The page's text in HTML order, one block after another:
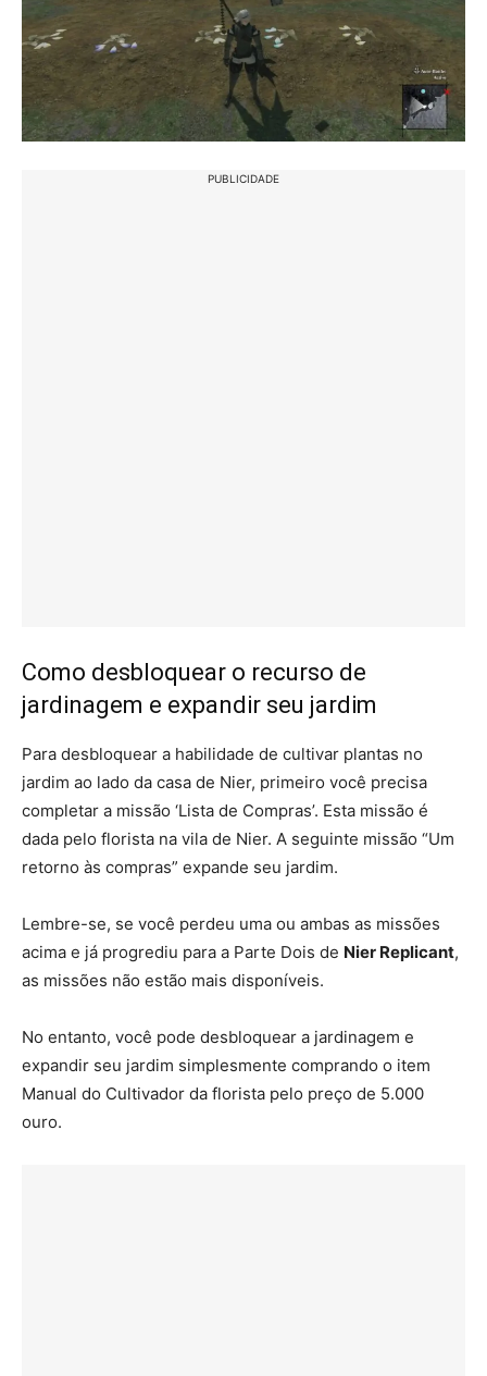
PUBLICIDADE
Como desbloquear o recurso de
jardinagem e expandir seu jardim
Para desbloquear a habilidade de cultivar plantas no
jardim ao lado da casa de Nier, primeiro você precisa
completar a missão ‘Lista de Compras’. Esta missão é
dada pelo florista na vila de Nier. A seguinte missão “Um
retorno às compras” expande seu jardim.
Lembre-se, se você perdeu uma ou ambas as missões
acima e já progrediu para a Parte Dois de Nier Replicant,
as missões não estão mais disponíveis.
No entanto, você pode desbloquear a jardinagem e
expandir seu jardim simplesmente comprando o item
Manual do Cultivador da florista pelo preço de 5.000
ouro.